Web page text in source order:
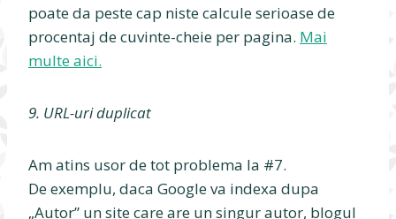
poate da peste cap niste calcule serioase de
procentaj de cuvinte-cheie per pagina. Mai
multe aici.
9. URL-uri duplicat
Am atins usor de tot problema la #7.
De exemplu, daca Google va indexa dupa
„Autor” un site care are un singur autor, blogul